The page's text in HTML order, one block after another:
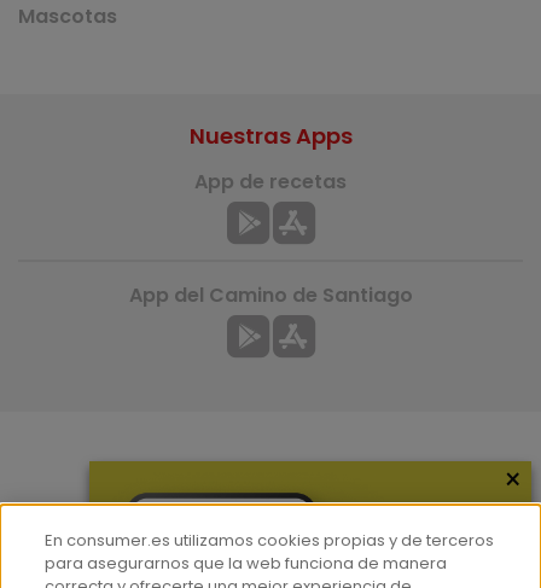
Mascotas
Hemeroteca
Nuestras Apps
App de recetas
App del Camino de Santiago
×
En consumer.es utilizamos cookies propias y de terceros
para asegurarnos que la web funciona de manera